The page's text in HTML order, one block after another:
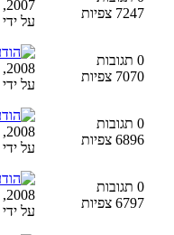
7247 צפיות
2007, 06:00:52 AM
על ידי
0 תגובות
7070 צפיות
2008, 09:11:06 PM
על ידי
0 תגובות
6896 צפיות
2008, 02:24:07 PM
על ידי
0 תגובות
6797 צפיות
2008, 10:21:20 PM
על ידי